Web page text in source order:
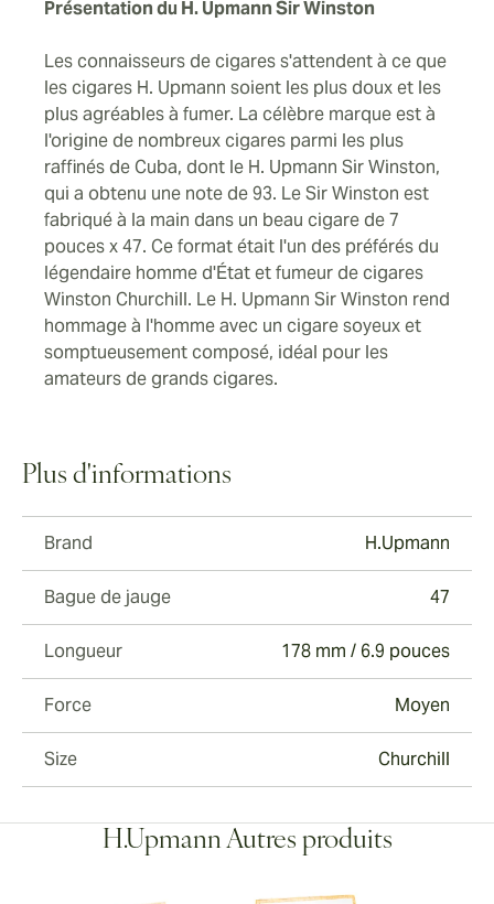
Présentation du H. Upmann Sir Winston
Les connaisseurs de cigares s'attendent à ce que
les cigares H. Upmann soient les plus doux et les
plus agréables à fumer. La célèbre marque est à
l'origine de nombreux cigares parmi les plus
raffinés de Cuba, dont le H. Upmann Sir Winston,
qui a obtenu une note de 93. Le Sir Winston est
fabriqué à la main dans un beau cigare de 7
pouces x 47. Ce format était l'un des préférés du
légendaire homme d'État et fumeur de cigares
Winston Churchill. Le H. Upmann Sir Winston rend
hommage à l'homme avec un cigare soyeux et
somptueusement composé, idéal pour les
amateurs de grands cigares.
Plus d'informations
Brand H.Upmann
Bague de jauge 47
Longueur 178 mm / 6.9 pouces
Force Moyen
Size Churchill
H.Upmann Autres produits